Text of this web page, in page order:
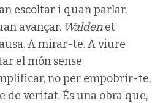
escoltar i quan parlar,
avançar. Waldenet
A mirar-te. A viure
el món sense
no per empobrir-te,
veritat. És una obra que,